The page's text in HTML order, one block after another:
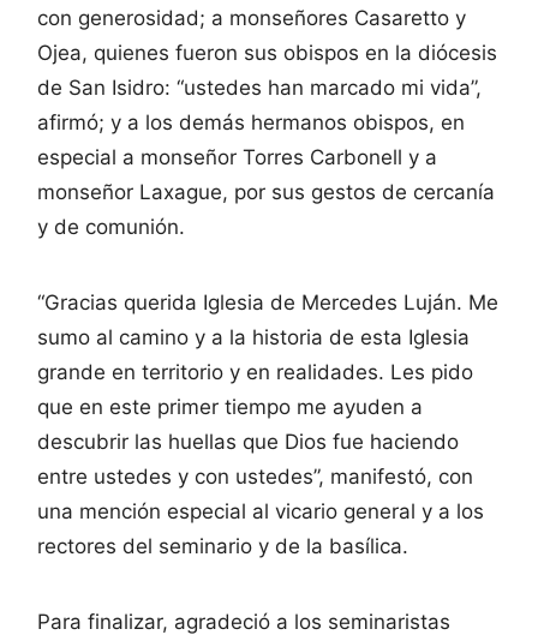
con generosidad; a monseñores Casaretto y
Ojea, quienes fueron sus obispos en la diócesis
de San Isidro: “ustedes han marcado mi vida”,
afirmó; y a los demás hermanos obispos, en
especial a monseñor Torres Carbonell y a
monseñor Laxague, por sus gestos de cercanía
y de comunión.
“Gracias querida Iglesia de Mercedes Luján. Me
sumo al camino y a la historia de esta Iglesia
grande en territorio y en realidades. Les pido
que en este primer tiempo me ayuden a
descubrir las huellas que Dios fue haciendo
entre ustedes y con ustedes”, manifestó, con
una mención especial al vicario general y a los
rectores del seminario y de la basílica.
Para finalizar, agradeció a los seminaristas